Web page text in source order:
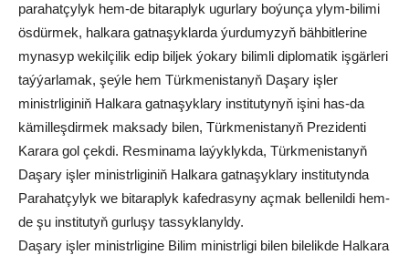
parahatçylyk hem-de bitaraplyk ugurlary boýunça ylym-bilimi
ösdürmek, halkara gatnaşyklarda ýurdumyzyň bähbitlerine
mynasyp wekilçilik edip biljek ýokary bilimli diplomatik işgärleri
taýýarlamak, şeýle hem Türkmenistanyň Daşary işler
ministrliginiň Halkara gatnaşyklary institutynyň işini has-da
kämilleşdirmek maksady bilen, Türkmenistanyň Prezidenti
Karara gol çekdi. Resminama laýyklykda, Türkmenistanyň
Daşary işler ministrliginiň Halkara gatnaşyklary institutynda
Parahatçylyk we bitaraplyk kafedrasyny açmak bellenildi hem-
de şu institutyň gurluşy tassyklanyldy.
Daşary işler ministrligine Bilim ministrligi bilen bilelikde Halkara